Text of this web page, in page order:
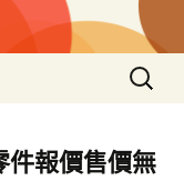
搜
尋
鍵
字:
件報價售價無